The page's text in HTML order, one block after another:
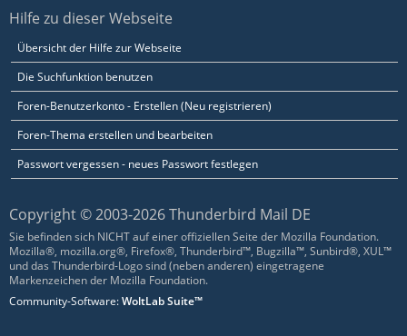
Hilfe zu dieser Webseite
Übersicht der Hilfe zur Webseite
Die Suchfunktion benutzen
Foren-Benutzerkonto - Erstellen (Neu registrieren)
Foren-Thema erstellen und bearbeiten
Passwort vergessen - neues Passwort festlegen
Copyright © 2003-2026 Thunderbird Mail DE
Sie befinden sich NICHT auf einer offiziellen Seite der Mozilla Foundation.
Mozilla®, mozilla.org®, Firefox®, Thunderbird™, Bugzilla™, Sunbird®, XUL™
und das Thunderbird-Logo sind (neben anderen) eingetragene
Markenzeichen der Mozilla Foundation.
Community-Software:WoltLab Suite™